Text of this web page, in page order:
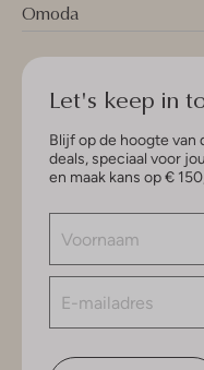
Omoda
Let's keep in
Blijf op de hoogte van
deals, speciaal voor
en maak kans op €